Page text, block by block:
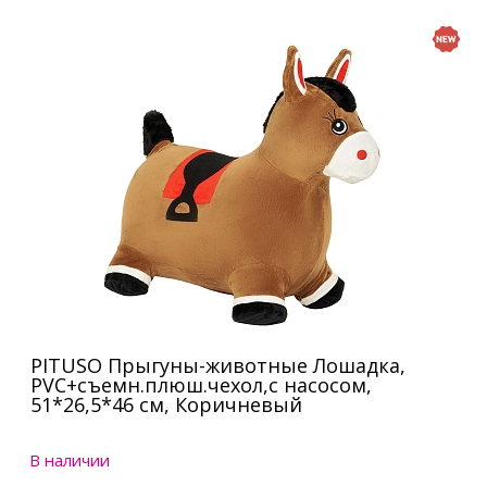
PITUSO Прыгуны-животные Лошадка,
PVC+съемн.плюш.чехол,с насосом,
51*26,5*46 см, Коричневый
В наличии